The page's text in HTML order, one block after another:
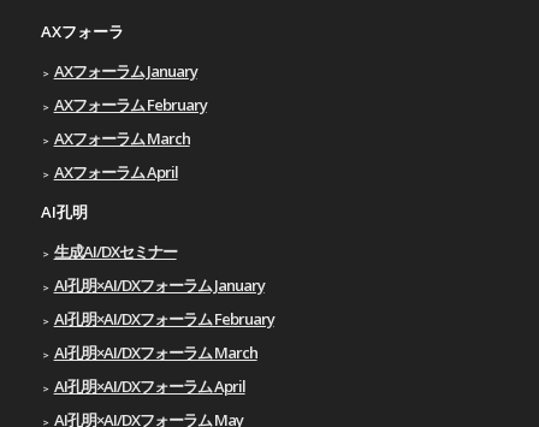
AXフォーラ
AXフォーラム January
AXフォーラム February
AXフォーラム March
AXフォーラム April
AI孔明
生成AI/DXセミナー
AI孔明×AI/DXフォーラム January
AI孔明×AI/DXフォーラム February
AI孔明×AI/DXフォーラム March
AI孔明×AI/DXフォーラム April
AI孔明×AI/DXフォーラム May